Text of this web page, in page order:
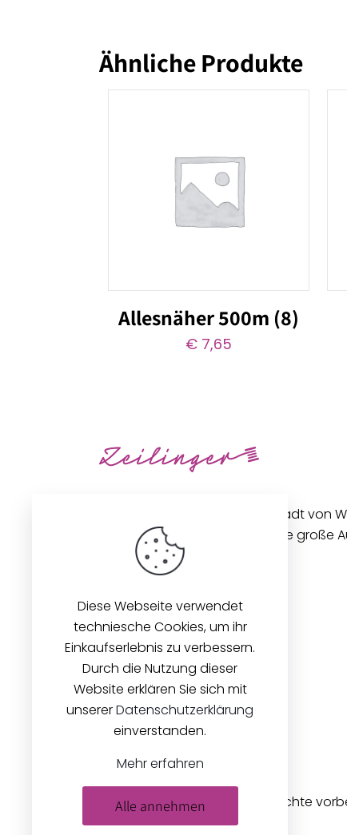
Ähnliche Produkte
Allesnäher 500m (8)
€7,65
Unseren Betrieb in der Innenstadt von
gibt es seit 1896. Wir bieten eine große
Stoffen und Zubehör an.
© 2026Zeilinger Stoffe . Alle Rechte
Diese Webseite verwendet
techniesche Cookies, um ihr
Einkaufserlebnis zu verbessern.
Durch die Nutzung dieser
Website erklären Sie sich mit
unsererDatenschutzerklärung
einverstanden.
Mehr erfahren
Alle annehmen